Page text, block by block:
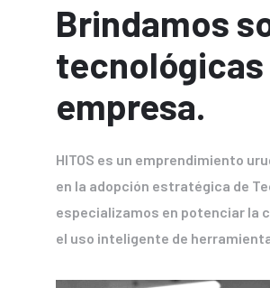
Brindamos
empresa.
HITOS es un emprendimiento
en la adopción estratégica de
especializamos en potenciar la
el uso inteligente de